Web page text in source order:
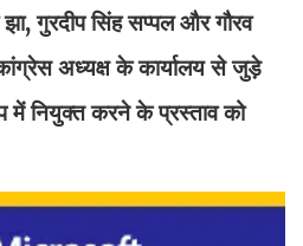
गुरदीप सिंह सप्पल और गौरव
अध्यक्ष के कार्यालय से जुड़े
नियुक्त करने के प्रस्ताव को